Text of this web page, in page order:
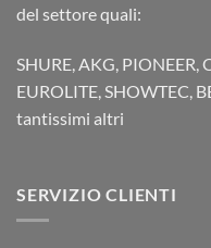
del settore quali:
SHURE, AKG, PIONEER,
EUROLITE, SHOWTEC,
tantissimi altri
SERVIZIO CLIENTI